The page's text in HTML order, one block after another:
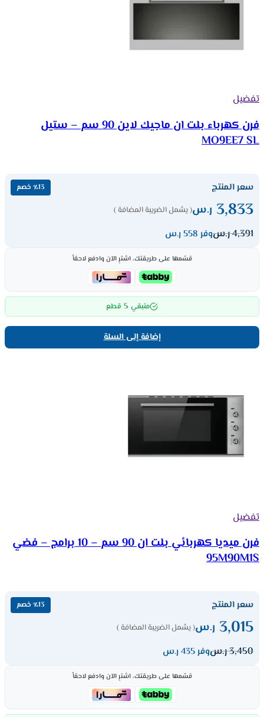
تفضيل
فرن كهرباء بلت ان ماجيك لاين 90 سم – ستيل
MO9EE7 SL
سعر المنتج ٪13 خصم
3,833 ر.س( يشمل الضريبة المضافة )
4,391ر.سوفر 558 ر.س
قسّمها على طريقتك، اشترِ الآن وادفع لاحقاً
متبقي 5 قطع
إضافة إلى السلة
تفضيل
فرن ميديا كهربائي بلت ان 90 سم – 10 برامج – فضي
95M90M1S
سعر المنتج ٪13 خصم
3,015 ر.س( يشمل الضريبة المضافة )
3,450ر.سوفر 435 ر.س
قسّمها على طريقتك، اشترِ الآن وادفع لاحقاً